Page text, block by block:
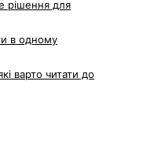
рішення для
в одному
варто читати до